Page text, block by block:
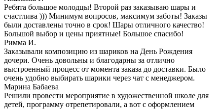
Ребята большое молодцы! Второй раз заказываю шары и
счастлива ))) Минимум вопросов, максимум заботы! Заказы
были доставлены точно в срок! Шары отличного качество!
Большой выбор и цены приятные! Большое спасибо!
Римма И.
Заказывали композицию из шариков на День Рождения
дочери. Очень довольны и благодарны за отлично
выстроенный процесс от момента заказа до доставки. Было
очень удобно выбирать шарики через чат с менеджером.
Марина Бабаева
Решили провести мероприятие в художественной школе для
детей, программу отрепетировали, а вот с оформлением